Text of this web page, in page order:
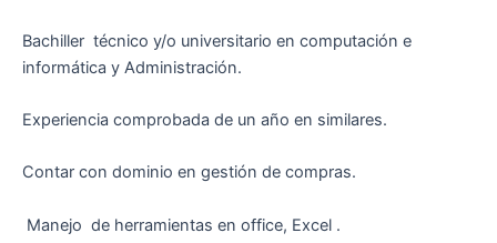
Bachiller técnico y/o universitario en computación e
informática y Administración.
Experiencia comprobada de un año en similares.
Contar con dominio en gestión de compras.
Manejo de herramientas en office, Excel .